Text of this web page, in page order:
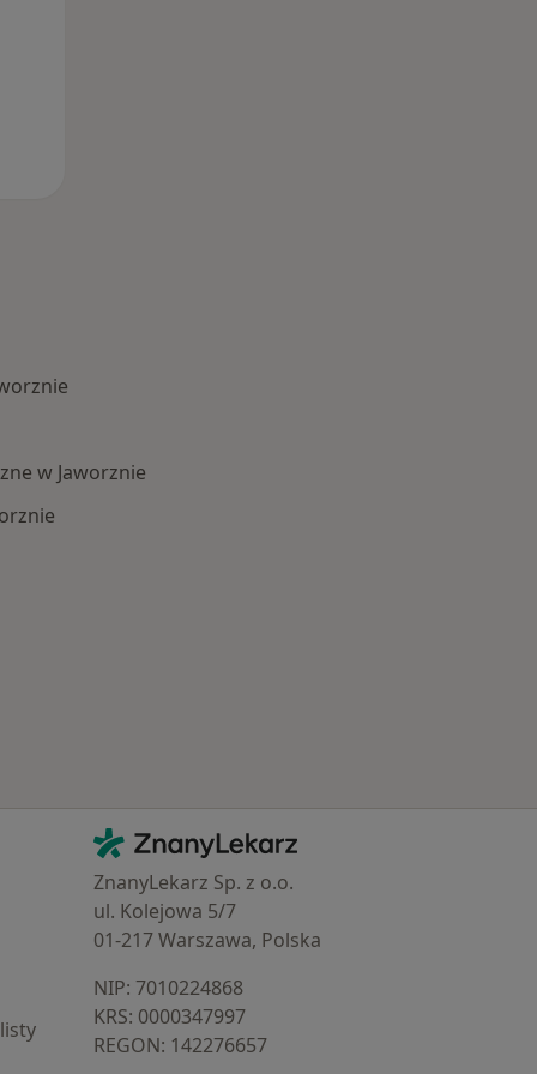
w Jaworznie
Kontakt
ZnanyLekarz - Strona główna
ZnanyLekarz Sp. z o.o.
ul. Kolejowa 5/7
01-217 Warszawa, Polska
NIP: ⁠7010224868
KRS: ⁠0000347997
REGON: ⁠142276657